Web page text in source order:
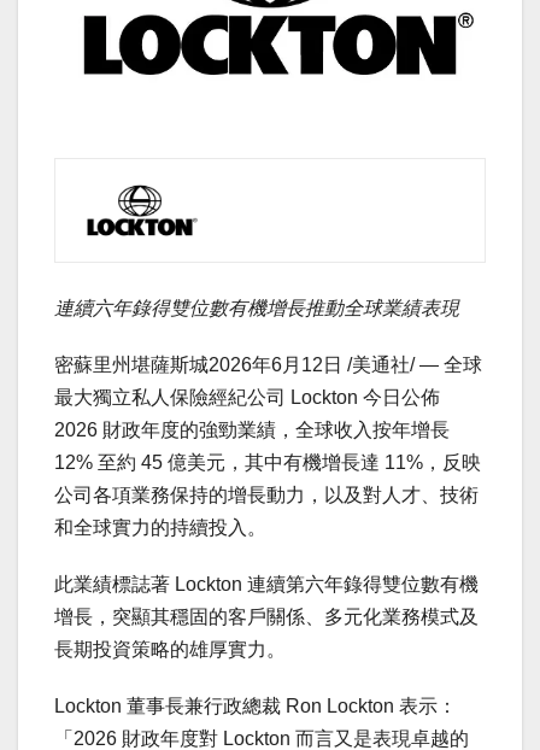
連續六年錄得雙位數有機增長推動全球業績表現
密蘇里州堪薩斯城2026年6月12日 /美通社/ — 全球
最大獨立私人保險經紀公司 Lockton 今日公佈
2026 財政年度的強勁業績，全球收入按年增長
12% 至約 45 億美元，其中有機增長達 11%，反映
公司各項業務保持的增長動力，以及對人才、技術
和全球實力的持續投入。
此業績標誌著 Lockton 連續第六年錄得雙位數有機
增長，突顯其穩固的客戶關係、多元化業務模式及
長期投資策略的雄厚實力。
Lockton 董事長兼行政總裁 Ron Lockton 表示：
「2026 財政年度對 Lockton 而言又是表現卓越的